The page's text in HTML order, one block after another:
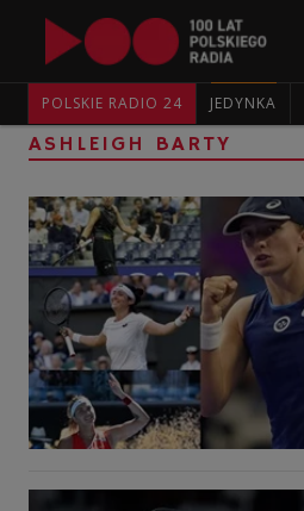
POLSKIE RADIO 24 JEDYNKA
ASHLEIGH BARTY